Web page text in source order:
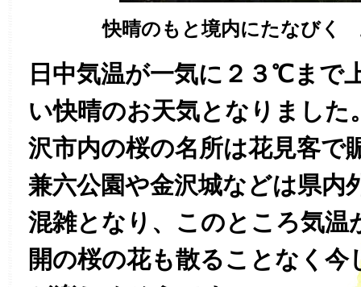
快晴のもと境内にたなびく
日中気温が一気に２３℃まで
い快晴のお天気となりました
沢市内の桜の名所は花見客で
兼六公園や金沢城などは県内
混雑となり、このところ気温
開の桜の花も散ることなく今